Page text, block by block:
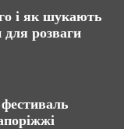
і як шукають
для розваги